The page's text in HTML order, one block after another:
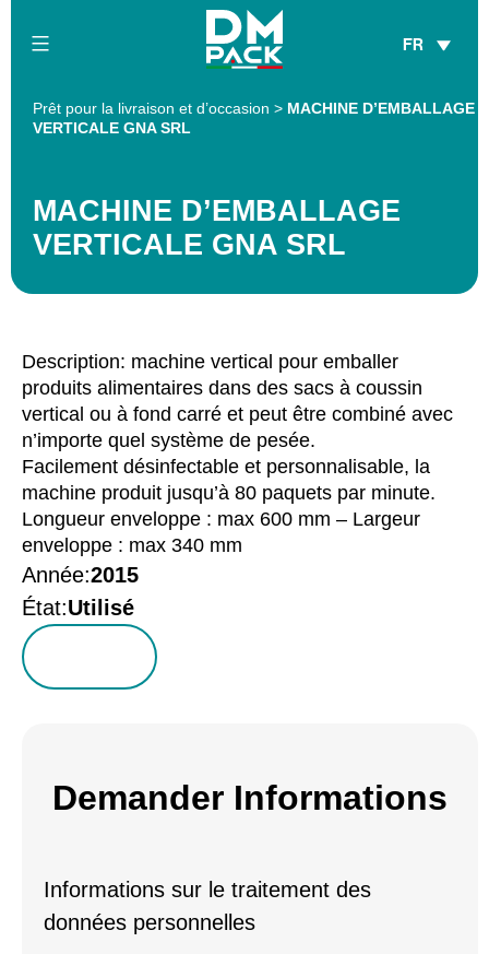
DM
FR
Prêt pour la livraison et d’occasion > MACHINE D’EMBALLAGE
VERTICALE GNA SRL
MACHINE D’EMBALLAGE
VERTICALE GNA SRL
Description: machine vertical pour emballer
produits alimentaires dans des sacs à coussin
vertical ou à fond carré et peut être combiné avec
n’importe quel système de pesée.
Facilement désinfectable et personnalisable, la
machine produit jusqu’à 80 paquets par minute.
Longueur enveloppe : max 600 mm – Largeur
enveloppe : max 340 mm
Année:2015
État:Utilisé
Demander Informations
Informations sur le traitement des
données personnelles